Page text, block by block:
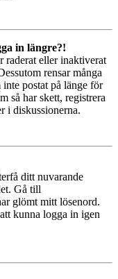
in längre?!
raderat eller inaktiverat
rensar många
postat på länge för
så har skett, registrera
i diskussionerna.
ditt nuvarande
Gå till
glömt mitt lösenord.
kunna logga in igen